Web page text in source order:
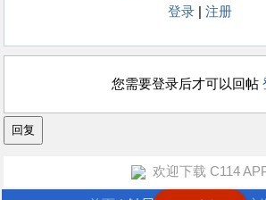
登录 | 注册
您需要登录后才可以回帖
欢迎下载 C114